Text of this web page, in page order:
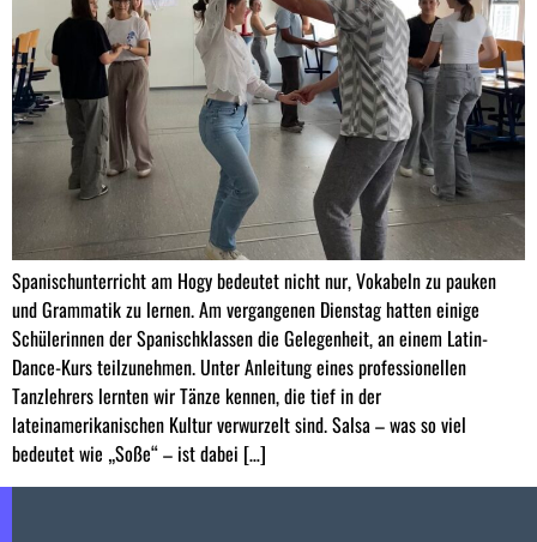
Spanischunterricht am Hogy bedeutet nicht nur, Vokabeln zu pauken
und Grammatik zu lernen. Am vergangenen Dienstag hatten einige
Schülerinnen der Spanischklassen die Gelegenheit, an einem Latin-
Dance-Kurs teilzunehmen. Unter Anleitung eines professionellen
Tanzlehrers lernten wir Tänze kennen, die tief in der
lateinamerikanischen Kultur verwurzelt sind. Salsa – was so viel
bedeutet wie „Soße“ – ist dabei […]